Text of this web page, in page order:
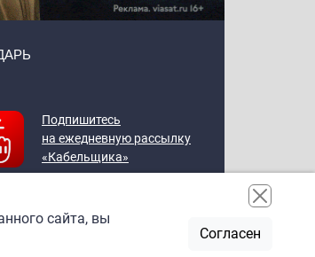
Подпишитесь
на ежедневную рассылку
«Кабельщика»
сайта, вы
Согласен